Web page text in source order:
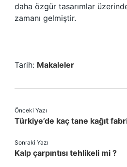
daha özgür tasarımlar
zamanı gelmiştir.
Tarih: Makaleler
Önceki Yazı
Türkiye’de kaç tane kağıt
Sonraki Yazı
Kalp çarpıntısı tehlikeli mi ?